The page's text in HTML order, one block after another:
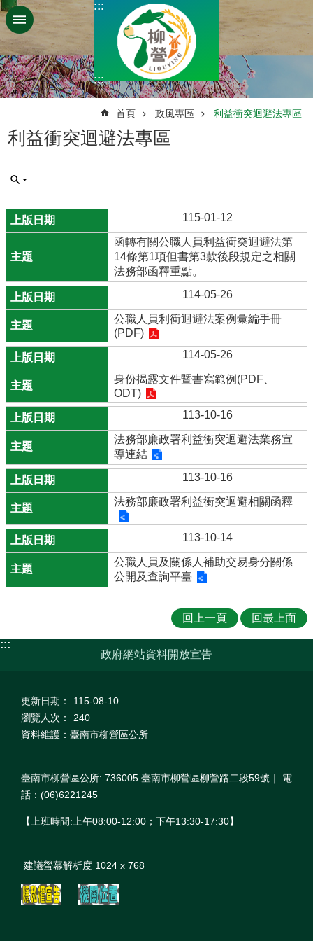
跳到主要內容區塊
:::
:::
首頁 政風專區 利益衝突迴避法專區
利益衝突迴避法專區
115-01-12
函轉有關公職人員利益衝突迴避法第
14條第1項但書第3款後段規定之相關
法務部函釋重點。
114-05-26
公職人員利衝迴避法案例彙編手冊
(PDF)
114-05-26
身份揭露文件暨書寫範例(PDF、
ODT)
113-10-16
法務部廉政署利益衝突迴避法業務宣
導連結
113-10-16
法務部廉政署利益衝突迴避相關函釋
113-10-14
公職人員及關係人補助交易身分關係
公開及查詢平臺
回上一頁 回最上面
:::
政府網站資料開放宣告
更新日期：
115-08-10
瀏覽人次：
240
資料維護：臺南市柳營區公所
臺南市柳營區公所: 736005 臺南市柳營區柳營路二段59號｜ 電
話：(06)6221245
【上班時間:上午08:00‐12:00；下午13:30‐17:30】
建議螢幕解析度 1024 x 768